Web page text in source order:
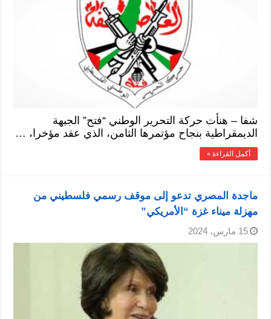
شفا – هنأت حركة التحرير الوطني “فتح” الجبهة
الديمقراطية بنجاح مؤتمرها الثامن، الذي عقد مؤخرا، …
أكمل القراءة »
ماجدة المصري تدعو إلى موقف رسمي فلسطيني من
مهزلة ميناء غزة “الأمريكي”
15 مارس، 2024